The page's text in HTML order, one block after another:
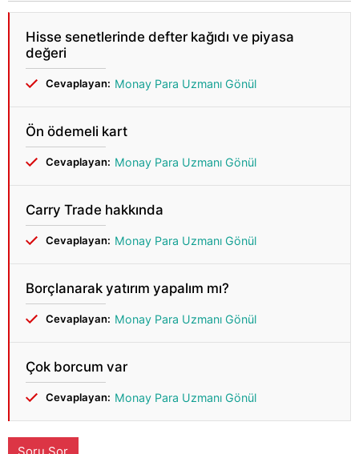
Hisse senetlerinde defter kağıdı ve piyasa
değeri
Cevaplayan: Monay Para Uzmanı Gönül
Ön ödemeli kart
Cevaplayan: Monay Para Uzmanı Gönül
Carry Trade hakkında
Cevaplayan: Monay Para Uzmanı Gönül
Borçlanarak yatırım yapalım mı?
Cevaplayan: Monay Para Uzmanı Gönül
Çok borcum var
Cevaplayan: Monay Para Uzmanı Gönül